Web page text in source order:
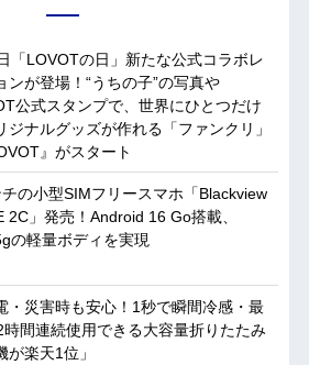
「LOVOTの日」新たな公式コラボレ
ンが登場！“うちの子”の写真や
公式スタンプで、世界にひとつだけ
ジナルグッズが作れる「ファンクリ」
』がスタート
の小型SIMフリースマホ「Blackview
2C」発売！Android 16 Go搭載、
の軽量ボディを実現
・災害時も安心！1秒で瞬間冷感・最
時間連続使用できる大容量折りたたみ
が楽天1位」